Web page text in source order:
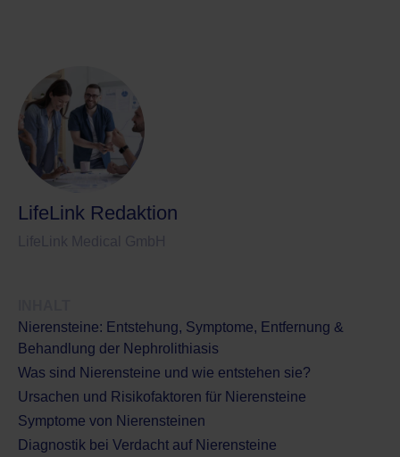
LifeLink Redaktion
Nierensteine: Entstehung, Symptome, Entfernung &
Behandlung der Nephrolithiasis
Was sind Nierensteine und wie entstehen sie?
Ursachen und Risikofaktoren für Nierensteine
Symptome von Nierensteinen
Diagnostik bei Verdacht auf Nierensteine